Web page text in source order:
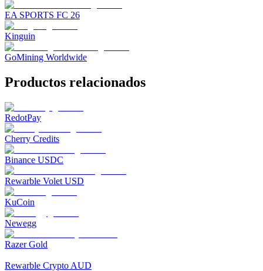
EA SPORTS FC 26
Kinguin
GoMining Worldwide
Productos relacionados
RedotPay
Cherry Credits
Binance USDC
Rewarble Volet USD
KuCoin
Newegg
Razer Gold
Rewarble Crypto AUD